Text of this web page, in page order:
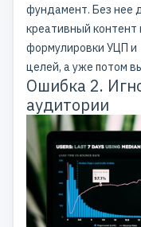
фундамент. Без нее
креативный контент
формулировки УЦП и
целей, а уже потом
Ошибка 2.
аудитории